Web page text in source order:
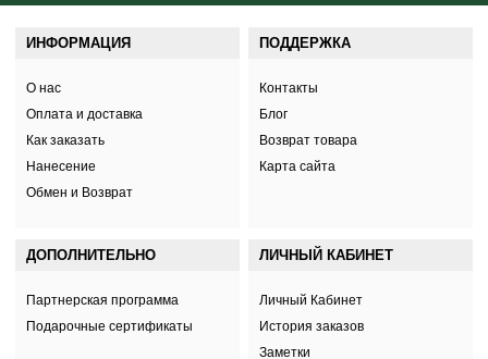
ИНФОРМАЦИЯ
О нас
Оплата и доставка
Как заказать
Нанесение
Обмен и Возврат
ПОДДЕРЖКА
Контакты
Блог
Возврат товара
Карта сайта
ДОПОЛНИТЕЛЬНО
Партнерская программа
Подарочные сертификаты
ЛИЧНЫЙ КАБИНЕТ
Личный Кабинет
История заказов
Заметки